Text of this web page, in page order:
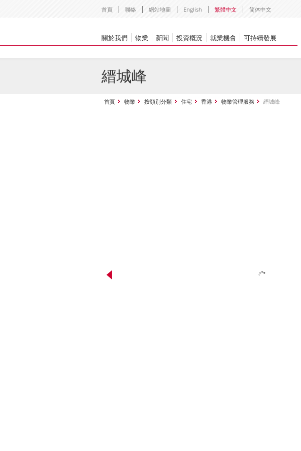
首頁 聯絡 網站地圖 English 繁體中文 简体中文
關於我們 物業 新聞 投資概況 就業機會 可持續發展
縉城峰
首頁 物業 按類別分類 住宅 香港 物業管理服務 縉城峰